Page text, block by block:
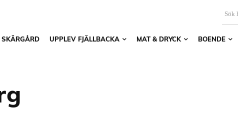
SKÄRGÅRD UPPLEV FJÄLLBACKA MAT & DRYCK BOENDE